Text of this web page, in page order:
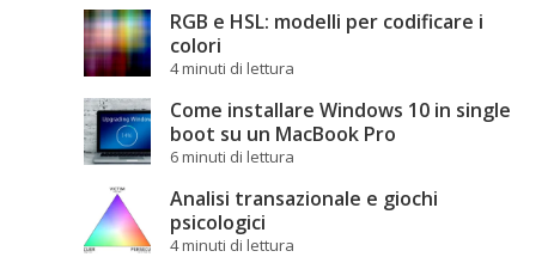
RGB e HSL: modelli per codificare i
colori
4 minuti di lettura
Come installare Windows 10 in single
boot su un MacBook Pro
6 minuti di lettura
Analisi transazionale e giochi
psicologici
4 minuti di lettura